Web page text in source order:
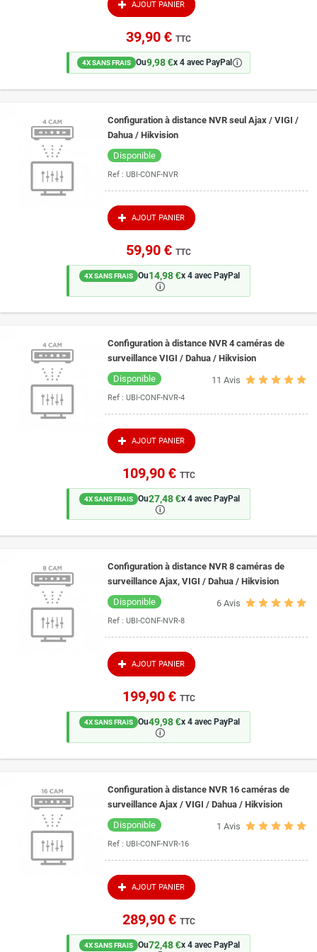
AJOUT PANIER
39,90 € TTC
4X SANS FRAIS Ou9,98 €x 4 avec PayPal 🛈
Configuration à distance NVR seul Ajax / VIGI /
Dahua / Hikvision
Disponible
Ref : UBI-CONF-NVR
AJOUT PANIER
59,90 € TTC
4X SANS FRAIS Ou14,98 €x 4 avec PayPal
🛈
Configuration à distance NVR 4 caméras de
surveillance VIGI / Dahua / Hikvision
11 Avis
Disponible
Ref : UBI-CONF-NVR-4
AJOUT PANIER
109,90 € TTC
4X SANS FRAIS Ou27,48 €x 4 avec PayPal
🛈
Configuration à distance NVR 8 caméras de
surveillance Ajax, VIGI / Dahua / Hikvision
6Avis
Disponible
Ref : UBI-CONF-NVR-8
AJOUT PANIER
199,90 € TTC
4X SANS FRAIS Ou49,98 €x 4 avec PayPal
🛈
Configuration à distance NVR 16 caméras de
surveillance Ajax / VIGI / Dahua / Hikvision
1 Avis
Disponible
Ref : UBI-CONF-NVR-16
AJOUT PANIER
289,90 € TTC
4X SANS FRAIS Ou72,48 €x 4 avec PayPal